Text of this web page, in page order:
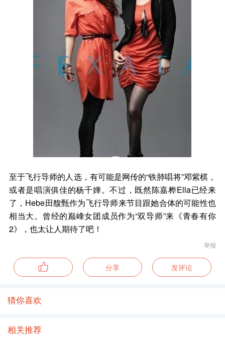
至于飞行导师的人选，有可能是网传的“铁肺唱将”邓紫棋，
或者是唱演俱佳的杨千嬅。不过，既然陈嘉桦Ella已经来
了，Hebe田馥甄作为飞行导师来节目跟她合体的可能性也
相当大。曾经的巅峰女团成员作为“双导师”来《青春有你
2》，也太让人期待了吧！
举报
分享 发评论
猜你喜欢
相关推荐